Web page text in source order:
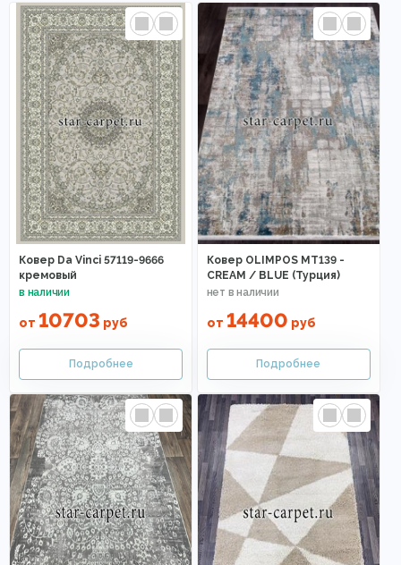
Ковер Da Vinci 57119-9666
кремовый
от 10703 руб
Ковер OLIMPOS MT139 -
CREAM / BLUE (Турция)
от 14400 руб